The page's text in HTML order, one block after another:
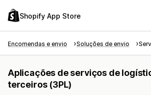
Shopify App Store
Encomendas e envio Soluções de envio
Aplicações de serviços de
terceiros (3PL)